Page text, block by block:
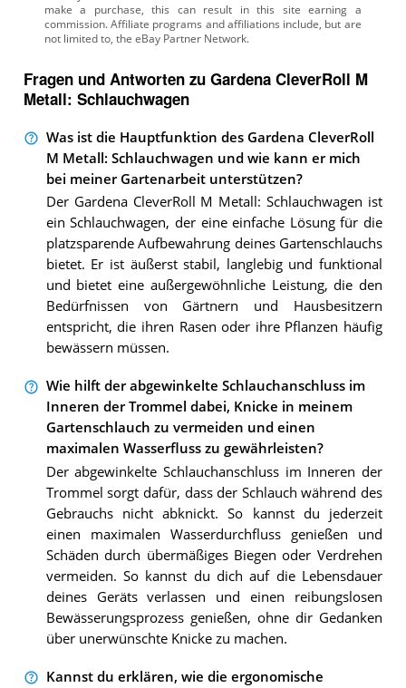
Fragen und Antworten zu Gardena CleverRoll M
Metall: Schlauchwagen
Was ist die Hauptfunktion des Gardena CleverRoll
M Metall: Schlauchwagen und wie kann er mich
bei meiner Gartenarbeit unterstützen?
Der Gardena CleverRoll M Metall: Schlauchwagen ist
ein Schlauchwagen, der eine einfache Lösung für die
platzsparende Aufbewahrung deines Gartenschlauchs
bietet. Er ist äußerst stabil, langlebig und funktional
und bietet eine außergewöhnliche Leistung, die den
Bedürfnissen von Gärtnern und Hausbesitzern
entspricht, die ihren Rasen oder ihre Pflanzen häufig
bewässern müssen.
Wie hilft der abgewinkelte Schlauchanschluss im
Inneren der Trommel dabei, Knicke in meinem
Gartenschlauch zu vermeiden und einen
maximalen Wasserfluss zu gewährleisten?
Der abgewinkelte Schlauchanschluss im Inneren der
Trommel sorgt dafür, dass der Schlauch während des
Gebrauchs nicht abknickt. So kannst du jederzeit
einen maximalen Wasserdurchfluss genießen und
Schäden durch übermäßiges Biegen oder Verdrehen
vermeiden. So kannst du dich auf die Lebensdauer
deines Geräts verlassen und einen reibungslosen
Bewässerungsprozess genießen, ohne dir Gedanken
über unerwünschte Knicke zu machen.
Kannst du erklären, wie die ergonomische